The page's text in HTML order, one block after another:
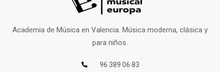
Academia de Música en Valencia. Música moderna, clásica y
para niños.
96 389 06 83